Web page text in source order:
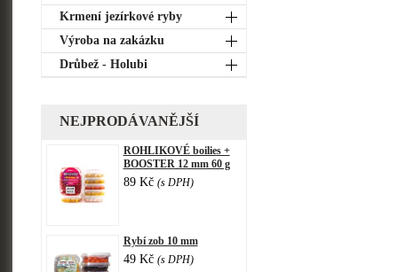
Krmení jezírkové ryby
Výroba na zakázku
Drůbež - Holubi
NEJPRODÁVANĚJŠÍ
ROHLIKOVÉ boilies +
BOOSTER 12 mm 60 g
89 Kč (s DPH)
Rybí zob 10 mm
49 Kč (s DPH)